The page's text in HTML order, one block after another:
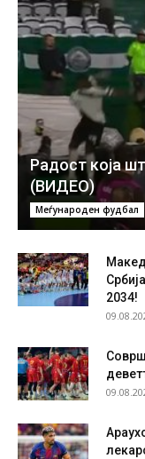
Радост која
(ВИДЕО)
Меѓународен фудбал
2034!